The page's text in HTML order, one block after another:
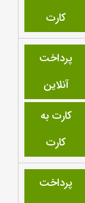
کارت
پرداخت
آنلاین
کارت به
کارت
پرداخت